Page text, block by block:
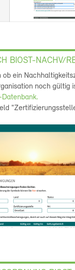
BIOST-NACHV/
ob ein
noch gültig